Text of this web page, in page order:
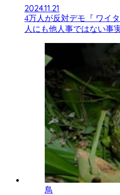
2024.11.21
4万人が反対デモ『 ワイ
人にも他人事ではない事
鳥